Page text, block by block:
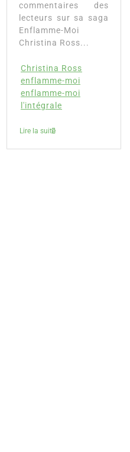
commentaires des
lecteurs sur sa saga
Enflamme-Moi
Christina Ross...
Christina Ross
enflamme-moi
enflamme-moi
l'intégrale
Lire la suite